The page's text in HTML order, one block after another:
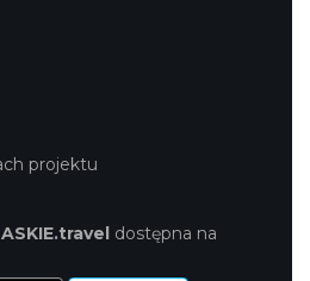
projektu
dostępna na